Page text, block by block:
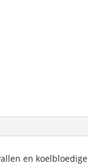
en koelbloedige